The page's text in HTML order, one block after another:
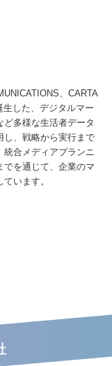
、CARTA
した、デジタルマー
多様な生活者データ
し、戦略から実行まで
統合メディアプランニ
でを通じて、企業のマ
います。